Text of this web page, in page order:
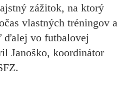
zážitok, na ktorý
vlastných tréningov a
ďalej vo futbalovej
Janoško, koordinátor